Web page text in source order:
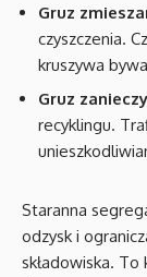
Gruz
czyszczenia.
kruszywa
Gruz
recyklingu.
Staranna
odzysk i
składowiska.